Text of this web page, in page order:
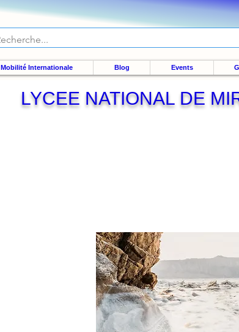
Mobilité Internationale Blog Events
LYCEE NATIONAL DE